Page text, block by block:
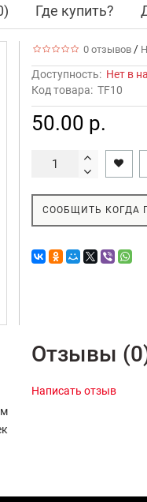
Где купить?
0 отзывов /
Доступность: Нет в
Код товара: TF10
50.00 р.
СООБЩИТЬ КОГДА
Отзывы
Написать отзыв